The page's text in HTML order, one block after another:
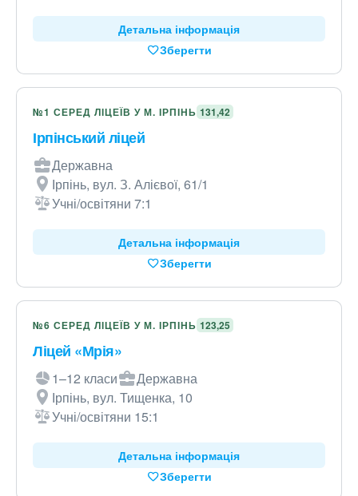
Детальна інформація
Зберегти
№1 СЕРЕД ЛІЦЕЇВ У М. ІРПІНЬ 131,42
Ірпінський ліцей
Державна
Ірпінь, вул. З. Алієвої, 61/1
Учні/освітяни 7:1
Детальна інформація
Зберегти
№6 СЕРЕД ЛІЦЕЇВ У М. ІРПІНЬ 123,25
Ліцей «Мрія»
1–12 класи
Державна
Ірпінь, вул. Тищенка, 10
Учні/освітяни 15:1
Детальна інформація
Зберегти